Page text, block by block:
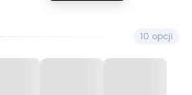
10 opcji